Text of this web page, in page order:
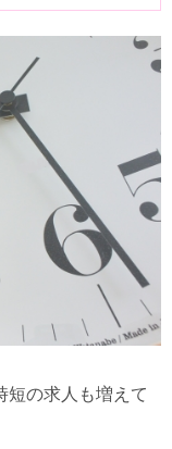
短の求人も増えて